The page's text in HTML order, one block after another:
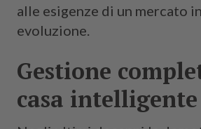
alle esigenze di un mercato
evoluzione.
Gestione
casa intelligente